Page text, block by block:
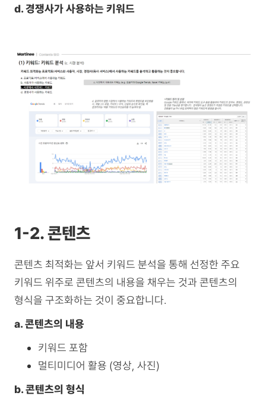
d. 경쟁사가 사용하는 키워드
1-2. 콘텐츠
콘텐츠 최적화는 앞서 키워드 분석을 통해 선정한 주요
키워드 위주로 콘텐츠의 내용을 채우는 것과 콘텐츠의
형식을 구조화하는 것이 중요합니다.
a. 콘텐츠의 내용
키워드 포함
멀티미디어 활용 (영상, 사진)
b. 콘텐츠의 형식